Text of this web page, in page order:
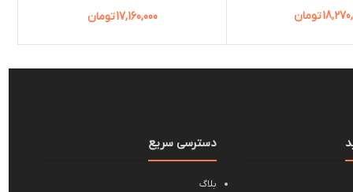
تومان
17,160,000تومان
دسترسی سریع
بلاگ